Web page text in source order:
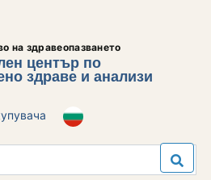
на здравеопазването
център по
здраве и анализи